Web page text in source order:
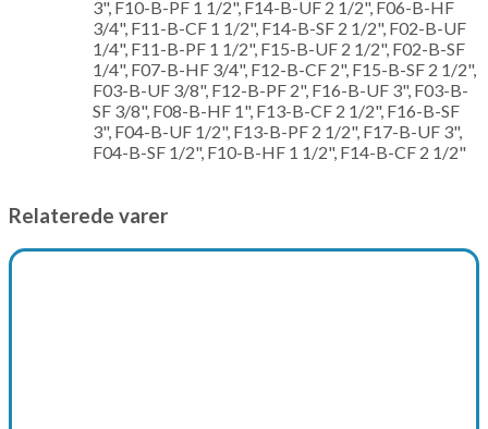
3", F10-B-PF 1 1/2", F14-B-UF 2 1/2", F06-B-HF
3/4", F11-B-CF 1 1/2", F14-B-SF 2 1/2", F02-B-UF
1/4", F11-B-PF 1 1/2", F15-B-UF 2 1/2", F02-B-SF
1/4", F07-B-HF 3/4", F12-B-CF 2", F15-B-SF 2 1/2",
F03-B-UF 3/8", F12-B-PF 2", F16-B-UF 3", F03-B-
SF 3/8", F08-B-HF 1", F13-B-CF 2 1/2", F16-B-SF
3", F04-B-UF 1/2", F13-B-PF 2 1/2", F17-B-UF 3",
F04-B-SF 1/2", F10-B-HF 1 1/2", F14-B-CF 2 1/2"
Relaterede varer